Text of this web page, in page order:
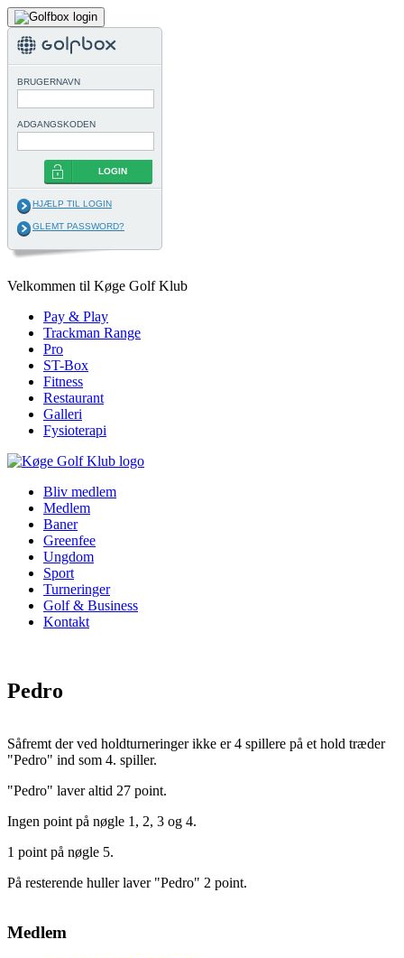
BRUGERNAVN
ADGANGSKODEN
LOGIN
HJÆLP TIL LOGIN
GLEMT PASSWORD?
Velkommen til Køge Golf Klub
Pay & Play
Trackman Range
Pro
ST-Box
Fitness
Restaurant
Galleri
Fysioterapi
Bliv medlem
Medlem
Baner
Greenfee
Ungdom
Sport
Turneringer
Golf & Business
Kontakt
Pedro
Såfremt der ved holdturneringer ikke er 4 spillere på et hold træder
"Pedro" ind som 4. spiller.
"Pedro" laver altid 27 point.
Ingen point på nøgle 1, 2, 3 og 4.
1 point på nøgle 5.
På resterende huller laver "Pedro" 2 point.
Medlem